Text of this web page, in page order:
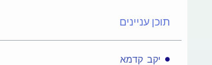
תוכן עניינים
יקב קדמא